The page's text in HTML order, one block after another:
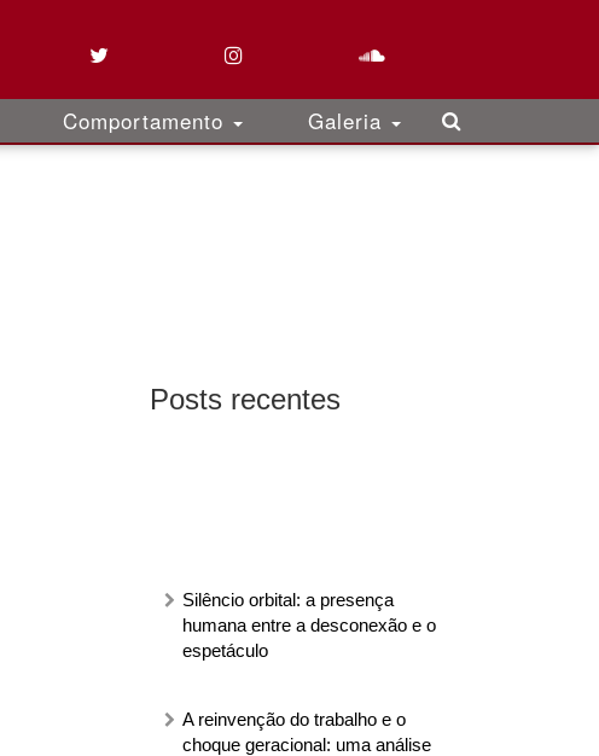
Comportamento Galeria
Posts recentes
Silêncio orbital: a presença
humana entre a desconexão e o
espetáculo
A reinvenção do trabalho e o
choque geracional: uma análise